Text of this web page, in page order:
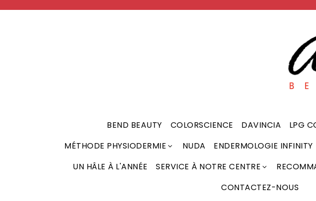
BEND BEAUTY COLORSCIENCE DAVINCIA LPG
MÉTHODE PHYSIODERMIE
NUDA ENDERMOLOGIE INFINITY
UN HÂLE À L'ANNÉE
SERVICE À NOTRE CENTRE
CONTACTEZ-NOUS